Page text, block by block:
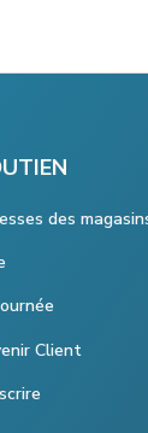
des
Client